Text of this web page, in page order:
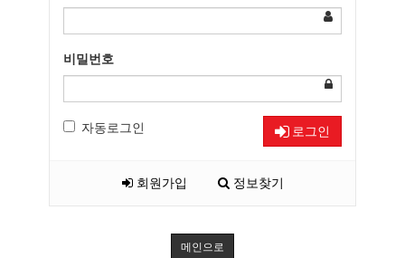
비밀번호
자동로그인 로그인
회원가입 정보찾기
메인으로